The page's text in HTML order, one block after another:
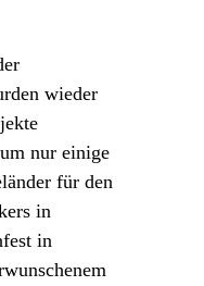
wieder
nur einige
für den
in
in